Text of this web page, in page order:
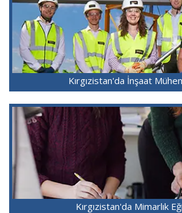
Kırgızistan'da İnşaat
Kırgızistan'da Mimarlık